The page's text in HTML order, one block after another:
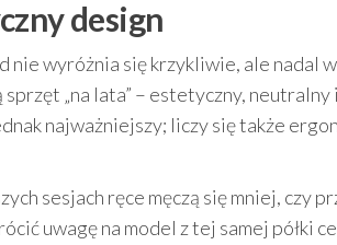
design
nie wyróżnia się krzykliwie, ale nadal
„na lata” – estetyczny, neutralny i
najważniejszy; liczy się także
sesjach ręce męczą się mniej, czy
uwagę na model z tej samej półki